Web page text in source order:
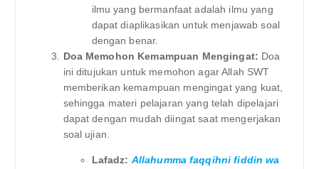
ilmu yang bermanfaat adalah ilmu yang
dapat diaplikasikan untuk menjawab soal
dengan benar.
Doa Memohon Kemampuan Mengingat: Doa
ini ditujukan untuk memohon agar Allah SWT
memberikan kemampuan mengingat yang kuat,
sehingga materi pelajaran yang telah dipelajari
dapat dengan mudah diingat saat mengerjakan
soal ujian.
Lafadz: Allahumma faqqihni fiddin wa